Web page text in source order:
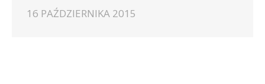
16 PAŹDZIERNIKA 2015